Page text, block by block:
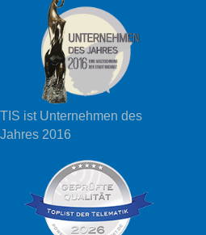
TIS ist Unternehmen des
Jahres 2016